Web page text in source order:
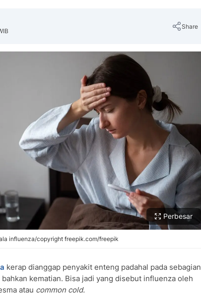
Share
Perbesar
influenza/copyright freepik.com/freepik
kerap dianggap penyakit enteng padahal pada sebagian
kematian. Bisa jadi yang disebut influenza oleh
atau common cold.